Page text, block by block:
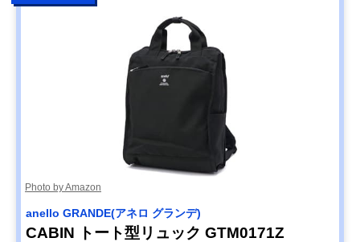
Photo by Amazon
anello GRANDE(アネロ グランデ)
CABIN トート型リュック GTM0171Z